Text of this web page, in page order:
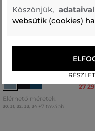
RÖVIDNADRÁG CAMEL
38
27
Elérhető méretek:
30, 31, 32, 33, 34 +7 további
Köszönjük,
websütik (cookies)